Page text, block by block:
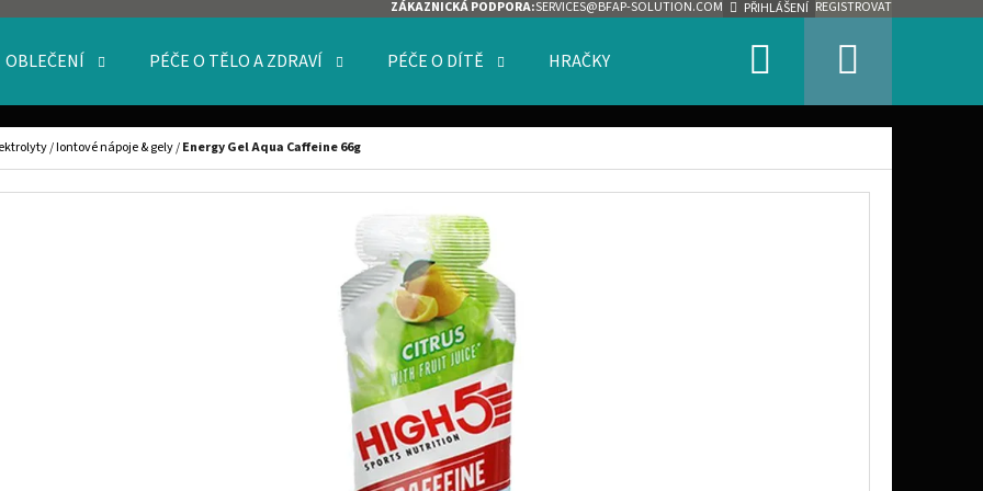
ZÁKAZNICKÁ PODPORA:SERVICES@BFAP-SOLUTION.COM PŘIHLÁŠENÍ REGISTROVAT
OBLEČENÍ PÉČE O TĚLO A ZDRAVÍ PÉČE O DÍTĚ HRAČKY Hledat
/Iontové nápoje & gely/Energy Gel Aqua Caffeine 66g
POTŘEBUJETE NAJÍT?
HLEDAT